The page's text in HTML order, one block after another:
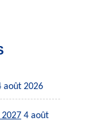
août 2026
2027 4 août